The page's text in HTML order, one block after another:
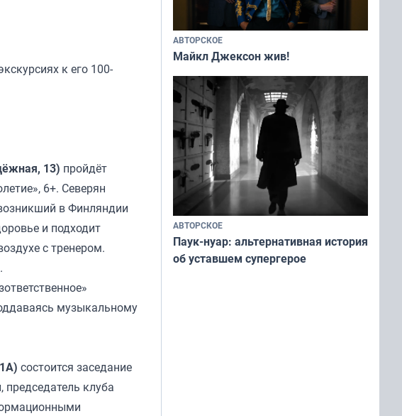
к его 100-
13) пройдёт
6+. Северян
в Финляндии
и подходит
с тренером.
музыкальному
состоится заседание
председатель клуба
АВТОРСКОЕ
Майкл Джексон жив!
АВТОРСКОЕ
Паук-нуар: альтернативная история
об уставшем супергерое